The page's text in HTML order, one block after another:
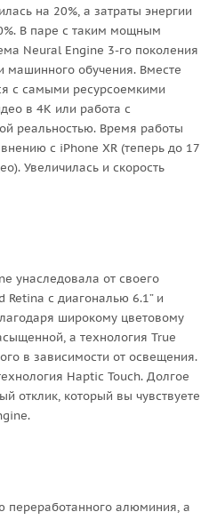
на 20%, а затраты энергии
В паре с таким мощным
Neural Engine 3-го поколения
машинного обучения. Вместе
с самыми ресурсоемкими
в 4К или работа с
реальностью. Время работы
c iPhone XR (теперь до 17
Увеличилась и скорость
унаследовала от своего
Retina с диагональю 6.1” и
широкому цветовому
а технология True
в зависимости от освещения.
Haptic Touch. Долгое
отклик, который вы чувствуете
переработанного алюминия, а